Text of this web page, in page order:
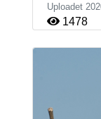
Uploadet
1478